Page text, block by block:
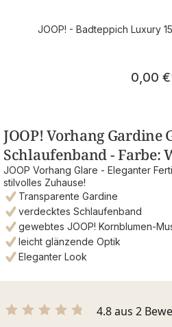
JOOP! - Badteppich Luxury
0,00 €
JOOP! Vorhang Gardine
Schlaufenband - Farbe:
JOOP Vorhang Glare - Eleganter
stilvolles Zuhause!
Transparente Gardine
verdecktes Schlaufenband
gewebtes JOOP! Kornblumen-
leicht glänzende Optik
Eleganter Look
4.8 aus 2